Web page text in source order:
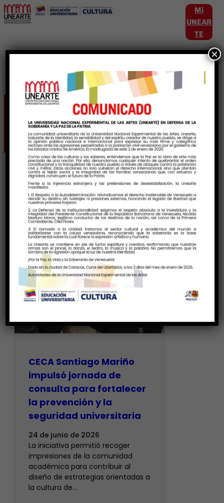
Mi
UNEAR
TE
Etiqueta:ExposiciónDeArte
CECA Santiago Mariño
impulsó jornada de
consulta para fortalecer
la prevención y la
seguridad universitaria
24 de junio de 2026
La iniciativa permitió recoger
impresiones de la comunidad
académica para contribuir al
diseño de estrategias orientadas a
la cultura de…
×